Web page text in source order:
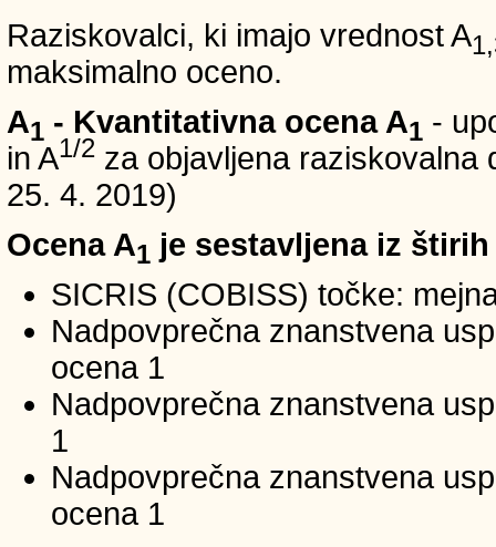
Raziskovalci, ki imajo vrednost A
maksimalno oceno.
A1 - Kvantitativna ocena A1 -
in A1/2 za objavljena raziskovalna
25. 4. 2019)
Ocena A1 je sestavljena iz
SICRIS (COBISS) točke:
Nadpovprečna znanstvena
ocena 1
Nadpovprečna znanstvena
1
Nadpovprečna znanstvena
ocena 1